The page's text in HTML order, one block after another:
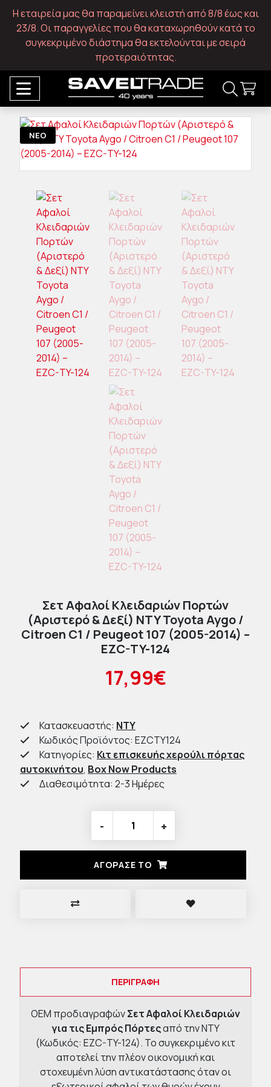
Η εταιρεία μας θα παραμείνει κλειστή από 8/8 έως και
23/8. Οι παραγγελίες που θα καταχωρηθούν κατά το
συγκεκριμένο διάστημα θα εκτελούνται με σειρά
προτεραιότητας.
ΝΕΟ
Σετ Αφαλοί Κλειδαριών Πορτών
(Αριστερό & Δεξί) NTY Toyota Aygo /
Citroen C1 / Peugeot 107 (2005-2014) –
EZC-TY-124
17,99€
Κατασκευαστής: NTY
Κωδικός Προϊόντος: EZCTY124
Κατηγορίες: Κιτ επισκευής χερούλι πόρτας
αυτοκινήτου, Box Now Products
Διαθεσιμότητα: 2-3 Ημέρες
- +
ΑΓΟΡΑΣΈ ΤΟ
ΠΕΡΙΓΡΑΦΉ
OEM προδιαγραφώνΣετ Αφαλοί Κλειδαριών
για τις Εμπρός Πόρτεςαπό την NTY
(Κωδικός: EZC-TY-124). Το συγκεκριμένο κιτ
αποτελεί την πλέον οικονομική και
στοχευμένη λύση αντικατάστασης όταν οι